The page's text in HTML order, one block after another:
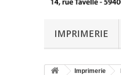
IMPRIMERIE
Imprimerie